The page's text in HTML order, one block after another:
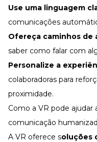
Use uma linguagem
comunicações
Ofereça caminhos de
saber como falar com
Personalize a
colaboradoras para
proximidade.
Como a VR pode
comunicação
A VR oferece soluções